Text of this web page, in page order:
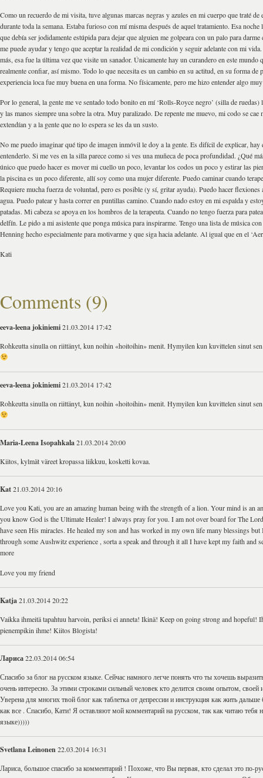
Como un recuerdo de mi visita, tuve algunas marcas negras y azules en mi cuerpo que traté de
durante toda la semana. Estaba furioso con mí misma después de aquel tratamiento. Esa noche
que debía ser jodidamente estúpida para dejar que alguien me golpeara con un palo para darme
me puede ayudar y tengo que aceptar la realidad de mi condición y seguir adelante con mi
más, esa fue la última vez que visite un sanador. Únicamente hay un curandero en este mundo
realmente confiar, así mismo. Todo lo que necesita es un cambio en su actitud, en su forma de
experiencia loca fue muy buena en una forma. No físicamente, pero me hizo entender algo
Por lo general, la gente me ve sentado todo bonito en mí ‘Rolls-Royce negro’ (silla de ruedas)
y las manos siempre una sobre la otra. Muy paralizado. De repente me muevo, mi codo se cae
extendían y a la gente que no lo espera se les da un susto.
No me puedo imaginar qué tipo de imagen inmóvil le doy a la gente. Es difícil de explicar, hay
entenderlo. Si me ves en la silla parece como si ves una muñeca de poca profundidad. ¿Qué
único que puedo hacer es mover mi cuello un poco, levantar los codos un poco y estirar las
la piscina es un poco diferente, allí soy como una mujer diferente. Puedo caminar cuando
Requiere mucha fuerza de voluntad, pero es posible (y sí, gritar ayuda). Puedo hacer flexiones
agua. Puedo patear y hasta correr en puntillas camino. Cuando nado estoy en mi espalda y
patadas. Mi cabeza se apoya en los hombros de la terapeuta. Cuando no tengo fuerza para
delfín. Le pido a mi asistente que ponga música para inspirarme. Tengo una lista de música
Henning hecho especialmente para motivarme y que siga hacia adelante. Al igual que en el
Kati
Comments (9)
eeva-leena jokiniemi21.03.2014 17:42
Rohkeutta sinulla on riittänyt, kun noihin «hoitoihin» menit. Hymyilen kun kuvittelen sinut sen
eeva-leena jokiniemi21.03.2014 17:42
Rohkeutta sinulla on riittänyt, kun noihin «hoitoihin» menit. Hymyilen kun kuvittelen sinut sen
Maria-Leena Isopahkala21.03.2014 20:00
Kiitos, kylmät väreet kropassa liikkuu, kosketti kovaa.
Kat21.03.2014 20:16
Love you Kati, you are an amazing human being with the strength of a lion. Your mind is an
you know God is the Ultimate Healer! I always pray for you. I am not over board for The
have seen His miracles. He healed my son and has worked in my own life many blessings but
through some Aushwitz experience , sorta a speak and through it all I have kept my faith and
more
Love you my friend
Katja21.03.2014 20:22
Vaikka ihmeitä tapahtuu harvoin, periksi ei anneta! Ikinä! Keep on going strong and hopeful!
pienempikin ihme! Kiitos Blogista!
Лариса22.03.2014 06:54
Спасибо за блог на русском языке. Сейчас намного легче понять что ты хочешь
очень интересно. За этими строками сильный человек кто делится своим опытом, своей
Уверена для многих твой блог как таблетка от депрессии и инструкция как жить
как все . Спасибо, Кати! Я оставляют мой комментарий на русском, так как читаю тебя
языке)))))
Svetlana Leinonen22.03.2014 16:31
Лариса, большое спасибо за комментарий ! Похоже, что Вы первая, кто сделал это по-